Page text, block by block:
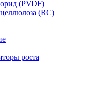
(PVDF)
(RC)
роста